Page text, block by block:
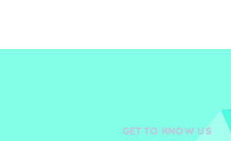
GET TO KNOW US